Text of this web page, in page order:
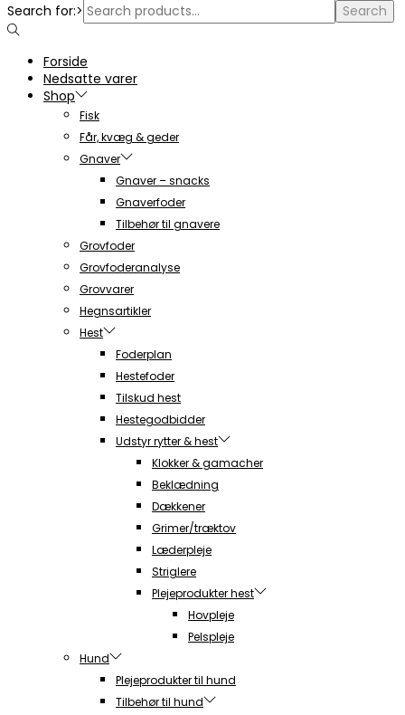
Search for:> Search
Forside
Nedsatte varer
Shop
Fisk
Får, kvæg & geder
Gnaver
Gnaver – snacks
Gnaverfoder
Tilbehør til gnavere
Grovfoder
Grovfoderanalyse
Grovvarer
Hegnsartikler
Hest
Foderplan
Hestefoder
Tilskud hest
Hestegodbidder
Udstyr rytter & hest
Klokker & gamacher
Beklædning
Dækkener
Grimer/træktov
Læderpleje
Striglere
Plejeprodukter hest
Hovpleje
Pelspleje
Hund
Plejeprodukter til hund
Tilbehør til hund